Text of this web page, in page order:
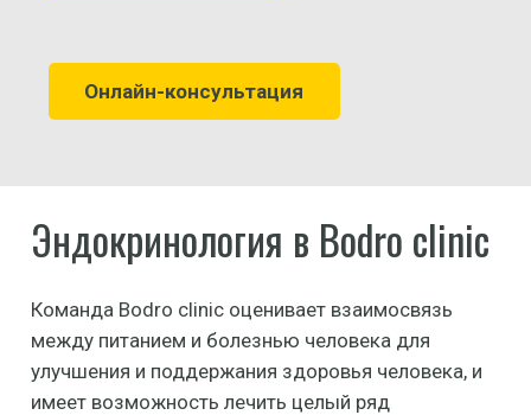
Онлайн-консультация
Эндокринология в Bodro clinic
Команда Bodro clinic оценивает взаимосвязь
между питанием и болезнью человека для
улучшения и поддержания здоровья человека, и
имеет возможность лечить целый ряд